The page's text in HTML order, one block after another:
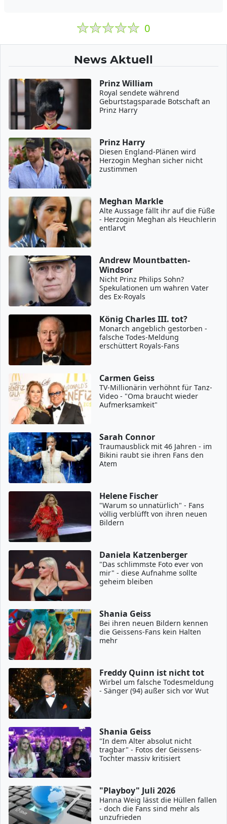
0
News Aktuell
Prinz William
Royal sendete während
Geburtstagsparade Botschaft an
Prinz Harry
Prinz Harry
Diesen England-Plänen wird
Herzogin Meghan sicher nicht
zustimmen
Meghan Markle
Alte Aussage fällt ihr auf die Füße
- Herzogin Meghan als Heuchlerin
entlarvt
Andrew Mountbatten-
Windsor
Nicht Prinz Philips Sohn?
Spekulationen um wahren Vater
des Ex-Royals
König Charles III. tot?
Monarch angeblich gestorben -
falsche Todes-Meldung
erschüttert Royals-Fans
Carmen Geiss
TV-Millionärin verhöhnt für Tanz-
Video - "Oma braucht wieder
Aufmerksamkeit"
Sarah Connor
Traumausblick mit 46 Jahren - im
Bikini raubt sie ihren Fans den
Atem
Helene Fischer
"Warum so unnatürlich" - Fans
völlig verblüfft von ihren neuen
Bildern
Daniela Katzenberger
"Das schlimmste Foto ever von
mir" - diese Aufnahme sollte
geheim bleiben
Shania Geiss
Bei ihren neuen Bildern kennen
die Geissens-Fans kein Halten
mehr
Freddy Quinn ist nicht tot
Wirbel um falsche Todesmeldung
- Sänger (94) außer sich vor Wut
Shania Geiss
"In dem Alter absolut nicht
tragbar" - Fotos der Geissens-
Tochter massiv kritisiert
"Playboy" Juli 2026
Hanna Weig lässt die Hüllen fallen
- doch die Fans sind mehr als
unzufrieden